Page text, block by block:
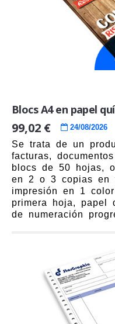
Blocs A4 en papel
99,02 € 24/08/2026
Se trata de un
facturas,
blocs de 50 hojas,
en 2 o 3 copias en
impresión en 1
primera hoja, papel
de numeración